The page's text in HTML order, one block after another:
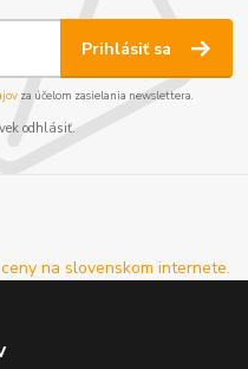
Prihlásiť sa
za účelom zasielania newslettera.
odhlásiť.